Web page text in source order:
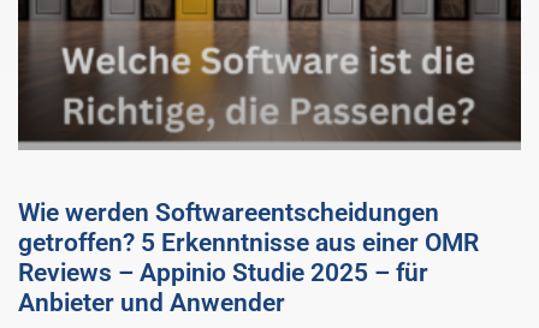
Wie werden Softwareentscheidungen
getroffen? 5 Erkenntnisse aus einer OMR
Reviews – Appinio Studie 2025 – für
Anbieter und Anwender